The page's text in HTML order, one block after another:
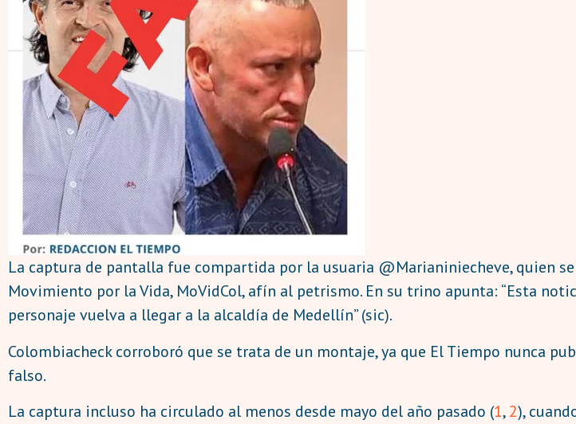
La captura de pantalla fue compartida por la usuaria @Marianiniecheve, quien
Movimiento por la Vida, MoVidCol, afín al petrismo. En su trino apunta: “Esta
personaje vuelva a llegar a la alcaldía de Medellín” (sic).
Colombiacheck corroboró que se trata de un montaje, ya que El Tiempo nunca
falso.
La captura incluso ha circulado al menos desde mayo del año pasado (1,2),